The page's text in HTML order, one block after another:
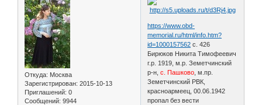
Откуда: Москва
Зарегистрирован: 2015-10-13
Приглашений: 0
Сообщений: 9944
https://www.obd-
memorial.ru/html/info.htm?
id=1000157562 с. 426
Бирюков Никита Тимофеевич
г.р. 1919, м.р. Земетчинский
р-н,с. Пашково , м.пр.
Земетчинский РВК,
красноармеец, 00.06.1942
пропал без вести